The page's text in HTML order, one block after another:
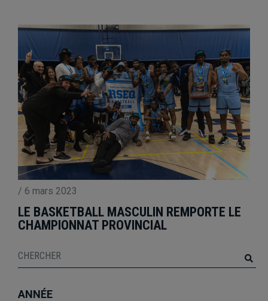
/ 6 mars 2023
LE BASKETBALL MASCULIN REMPORTE LE
CHAMPIONNAT PROVINCIAL
ANNÉE